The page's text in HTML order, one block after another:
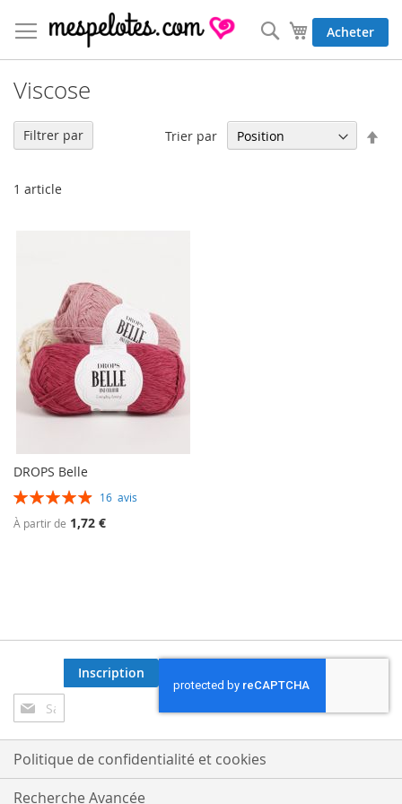
au
contenu
Mon panier
Acheter
Rechercher
Viscose
1 article
Trier par
DROPS Belle
Évaluation:
16 avis
À partir de 1,72 €
Filtrer par
Inscription
à
notre
lettre
d’information
:
Inscription
Politique de confidentialité et cookies
Recherche Avancée